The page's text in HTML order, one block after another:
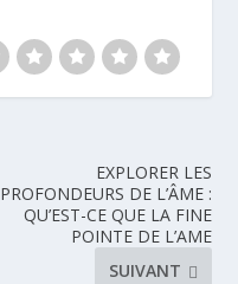
EXPLORER LES
PROFONDEURS DE L’ÂME :
QU’EST-CE QUE LA FINE
POINTE DE L’AME
SUIVANT